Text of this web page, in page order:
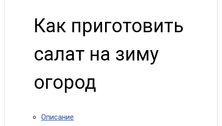
Как приготовить
салат на зиму
огород
Описание